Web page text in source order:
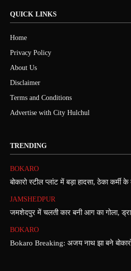
QUICK LINKS
Home
Privacy Policy
About Us
Disclaimer
Terms and Conditions
Advertise with City Hulchul
TRENDING
BOKARO
बोकारो स्टील प्लांट में बड़ा हादसा, ठेका
JAMSHEDPUR
जमशेदपुर में चलती कार बनी आग का गोला,
BOKARO
Bokaro Breaking: अजय नाथ झा बने